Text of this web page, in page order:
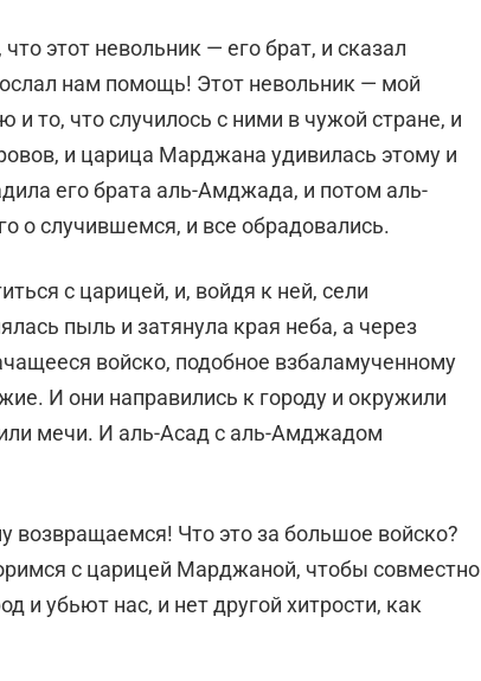
этот невольник — его брат, и сказал
нам помощь! Этот невольник — мой
и то, что случилось с ними в чужой стране, и
и царица Марджана удивилась этому и
его брата аль-Амджада, и потом аль-
о случившемся, и все обрадовались.
с царицей, и, войдя к ней, сели
пыль и затянула края неба, а через
войско, подобное взбаламученному
И они направились к городу и окружили
мечи. И аль-Асад с аль-Амджадом
Что это за большое войско?
с царицей Марджаной, чтобы совместно
и убьют нас, и нет другой хитрости, как